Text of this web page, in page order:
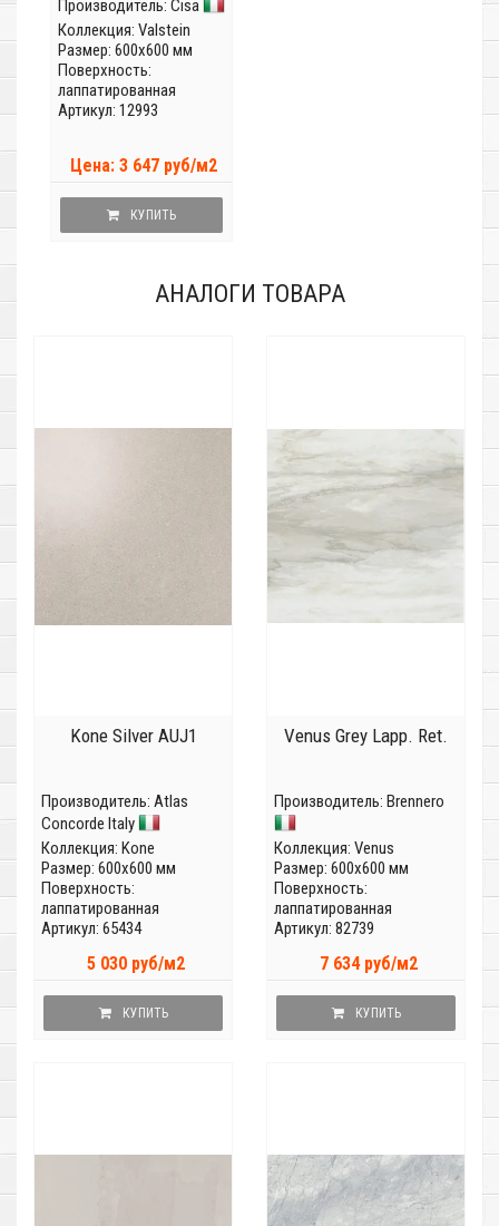
Производитель: Cisa
Коллекция: Valstein
Размер: 600x600 мм
Поверхность:
лаппатированная
Артикул: 12993
Цена: 3 647 руб/м2
КУПИТЬ
АНАЛОГИ ТОВАРА
Kone Silver AUJ1
Производитель: Atlas
Concorde Italy
Коллекция: Kone
Размер: 600x600 мм
Поверхность:
лаппатированная
Артикул: 65434
5 030 руб/м2
КУПИТЬ
Venus Grey Lapp. Ret.
Производитель: Brennero
Коллекция: Venus
Размер: 600x600 мм
Поверхность:
лаппатированная
Артикул: 82739
7 634 руб/м2
КУПИТЬ